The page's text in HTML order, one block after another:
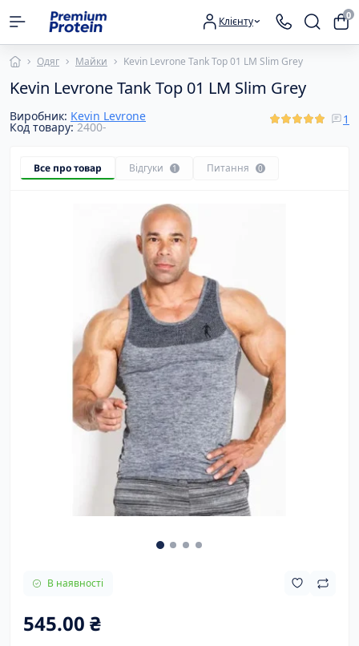
Клієнту 0
Одяг Майки Kevin Levrone Tank Top 01 LM Slim Grey
Kevin Levrone Tank Top 01 LM Slim Grey
Виробник: Kevin Levrone
Код товару:2400-
1
Все про товар Відгуки 1 Питання 0
В наявності
545.00 ₴